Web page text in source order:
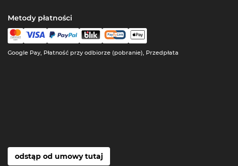
Metody płatności
Google Pay, Płatność przy odbiorze (pobranie), Przedpłata
odstąp od umowy tutaj